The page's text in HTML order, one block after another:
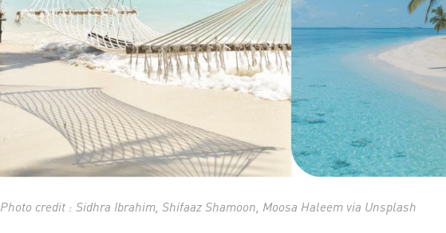
Photo credit : Sidhra Ibrahim, Shifaaz Shamoon, Moosa Haleem via Unsplash